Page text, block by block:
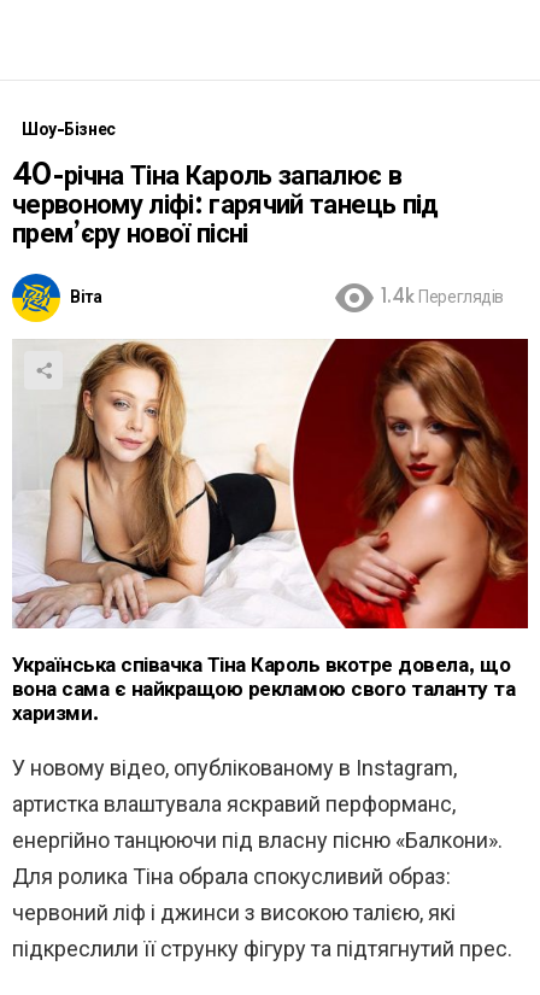
Шоу-Бізнес
40-річна Тіна Кароль запалює в
червоному ліфі: гарячий танець під
прем’єру нової пісні
Віта 1.4k Переглядів
Українська співачка Тіна Кароль вкотре довела, що
вона сама є найкращою рекламою свого таланту та
харизми.
У новому відео, опублікованому в Instagram,
артистка влаштувала яскравий перформанс,
енергійно танцюючи під власну пісню «Балкони».
Для ролика Тіна обрала спокусливий образ:
червоний ліф і джинси з високою талією, які
підкреслили її струнку фігуру та підтягнутий прес.